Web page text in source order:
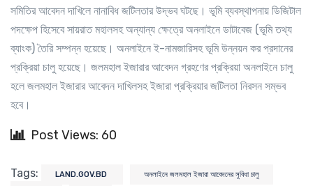
সমিতির আবেদন দাখিলে নানাবিধ জটিলতার উদ্ভব ঘটছে। ভূমি ব্যবস্থাপনায় ডিজিটাল
পদক্ষেপ হিসেবে সায়রাত মহালসহ অন্যান্য ক্ষেত্রে অনলাইনে ডাটাবেজ (ভূমি তথ্য
ব্যাংক) তৈরি সম্পন্ন হয়েছে। অনলাইনে ই-নামজারিসহ ভূমি উন্নয়ন কর প্রদানের
প্রক্রিয়া চালু হয়েছে। জলমহাল ইজারার আবেদন গ্রহণের প্রক্রিয়া অনলাইনে চালু
হলে জলমহাল ইজারার আবেদন দাখিলসহ ইজারা প্রক্রিয়ার জটিলতা নিরসন সম্ভব
হবে।
Post Views: 60
Tags: LAND.GOV.BD
অনলাইনে জলমহাল ইজারা আবেদনের সুবিধা চালু